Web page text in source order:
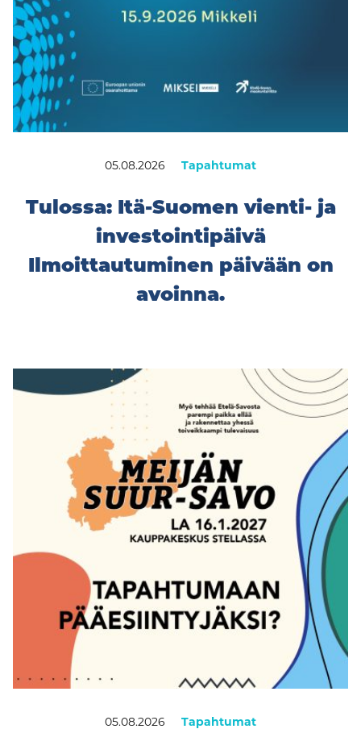
05.08.2026 Tapahtumat
Tulossa: Itä-Suomen vienti- ja
investointipäivä
Ilmoittautuminen päivään on
avoinna.
05.08.2026 Tapahtumat